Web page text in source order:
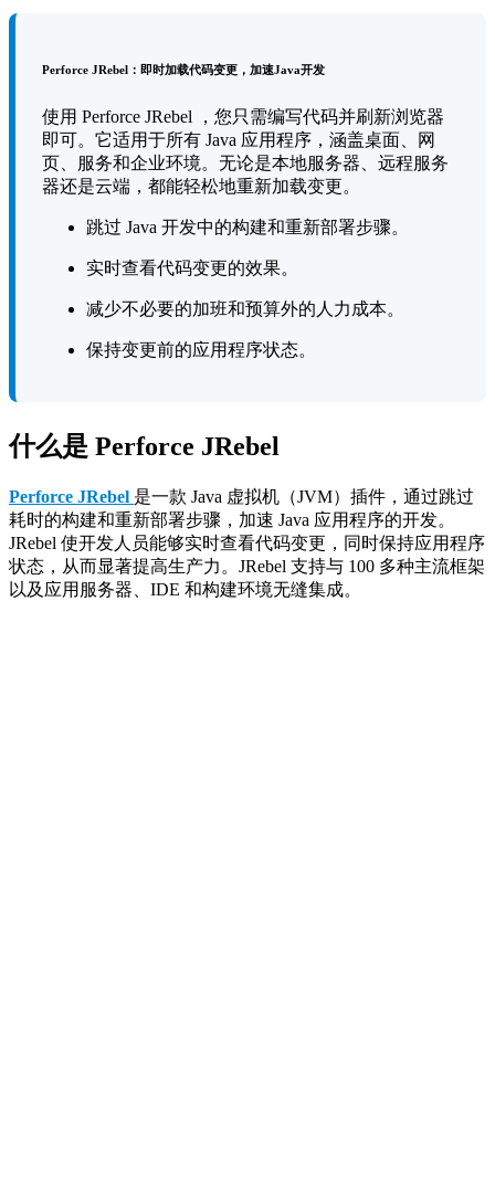
Perforce JRebel：即时加载代码变更，加速Java开发
使用 Perforce JRebel ，您只需编写代码并刷新浏览器
即可。它适用于所有 Java 应用程序，涵盖桌面、网
页、服务和企业环境。无论是本地服务器、远程服务
器还是云端，都能轻松地重新加载变更。
跳过 Java 开发中的构建和重新部署步骤。
实时查看代码变更的效果。
减少不必要的加班和预算外的人力成本。
保持变更前的应用程序状态。
什么是 Perforce JRebel
Perforce JRebel 是一款 Java 虚拟机（JVM）插件，通过跳过
耗时的构建和重新部署步骤，加速 Java 应用程序的开发。
JRebel 使开发人员能够实时查看代码变更，同时保持应用程序
状态，从而显著提高生产力。JRebel 支持与 100 多种主流框架
以及应用服务器、IDE 和构建环境无缝集成。